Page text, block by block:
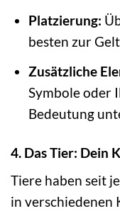
Platzierung:
besten zur
Zusätzliche
Symbole oder
Bedeutung
4. Das Tier: Dein
Tiere haben seit
in